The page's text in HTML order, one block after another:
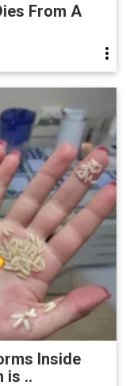
From A
Inside
is ..